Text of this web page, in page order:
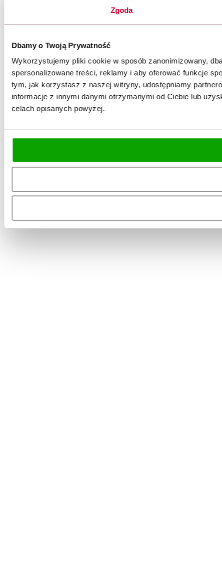
Zgoda
Dbamy o Twoją Prywatność
Wykorzystujemy pliki cookie w sposób zanonimizowany,
spersonalizowane treści, reklamy i aby oferować funkcje
tym, jak korzystasz z naszej witryny, udostępniamy
informacje z innymi danymi otrzymanymi od Ciebie lub
celach opisanych powyżej.